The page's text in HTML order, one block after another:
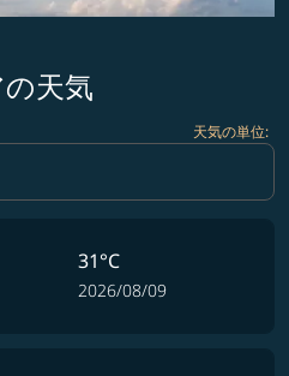
天気
天気の単位:
31°C
2026/08/09